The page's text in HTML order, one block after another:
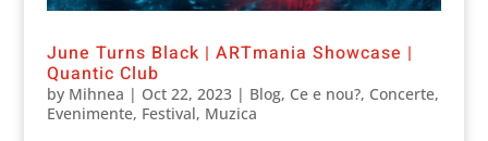
June Turns Black | ARTmania Showcase |
Quantic Club
by Mihnea | Oct 22, 2023| Blog, Ce e nou?, Concerte,
Evenimente, Festival, Muzica